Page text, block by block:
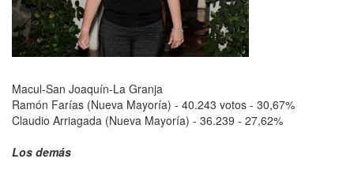
Macul-San Joaquín-La Granja
Ramón Farías (Nueva Mayoría) - 40.243 votos - 30,67%
Claudio Arriagada (Nueva Mayoría) - 36.239 - 27,62%
Los demás